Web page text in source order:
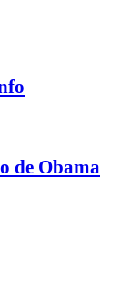
de Obama